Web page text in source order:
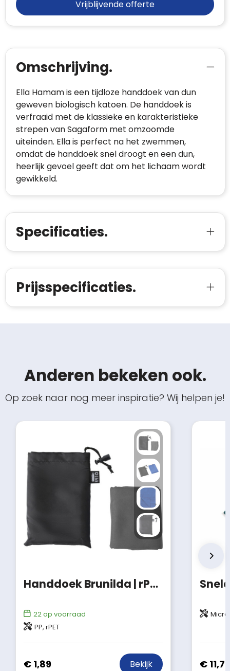
Vrijblijvende offerte
Omschrijving.
Ella Hamam is een tijdloze handdoek van dun
geweven biologisch katoen. De handdoek is
verfraaid met de klassieke en karakteristieke
strepen van Sagaform met omzoomde
uiteinden. Ella is perfect na het zwemmen,
omdat de handdoek snel droogt en een dun,
heerlijk gevoel geeft dat om het lichaam wordt
gewikkeld.
Specificaties.
Prijsspecificaties.
Anderen bekeken ook.
Op zoek naar nog meer inspiratie? Wij helpen je!
Handdoek Brunilda | rPET | 79x30 cm
22op voorraad
PP, rPET
€ 1,89 Bekijk € 11,73